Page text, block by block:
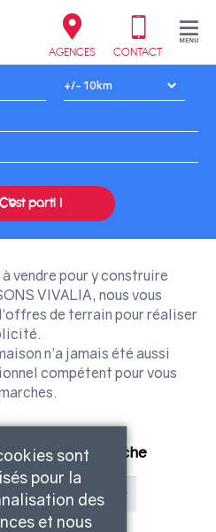
sont
pour la
des
et nous
AGENCES CONTACT
C'est parti !
vendre pour y construire
VIVALIA, nous vous
de terrain pour réaliser
n'a jamais été aussi
compétent pour vous
votre recherche